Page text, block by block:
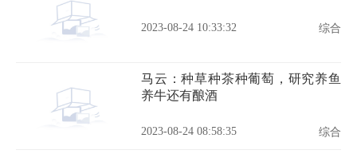
2023-08-24 10:33:32 综合
马云：种草种茶种葡萄，研究养鱼
养牛还有酿酒
2023-08-24 08:58:35 综合